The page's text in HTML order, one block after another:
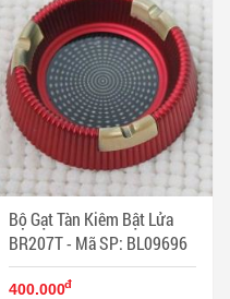
Bộ Gạt Tàn Kiêm Bật Lửa
BR207T - Mã SP: BL09696
400.000đ